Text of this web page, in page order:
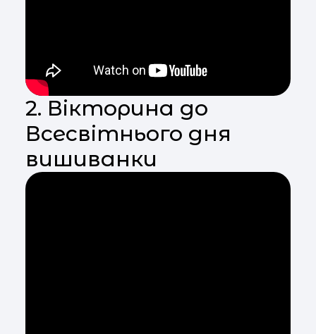
2. Вікторина до
Всесвітнього дня
вишиванки